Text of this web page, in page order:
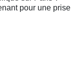
pour une prise